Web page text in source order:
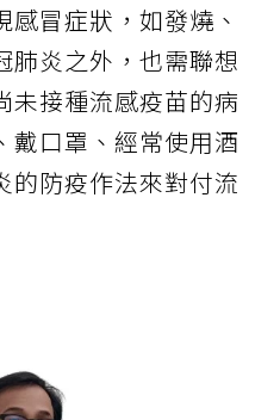
冒症狀，如發燒、
肺炎之外，也需聯想
未接種流感疫苗的病
戴口罩、經常使用酒
的防疫作法來對付流